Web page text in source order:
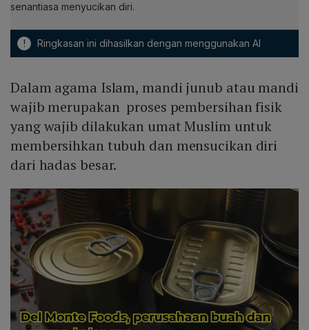
senantiasa menyucikan diri.
! Ringkasan ini dihasilkan dengan menggunakan AI
Dalam agama Islam, mandi junub atau mandi
wajib merupakan proses pembersihan fisik
yang wajib dilakukan umat Muslim untuk
membersihkan tubuh dan mensucikan diri
dari hadas besar.